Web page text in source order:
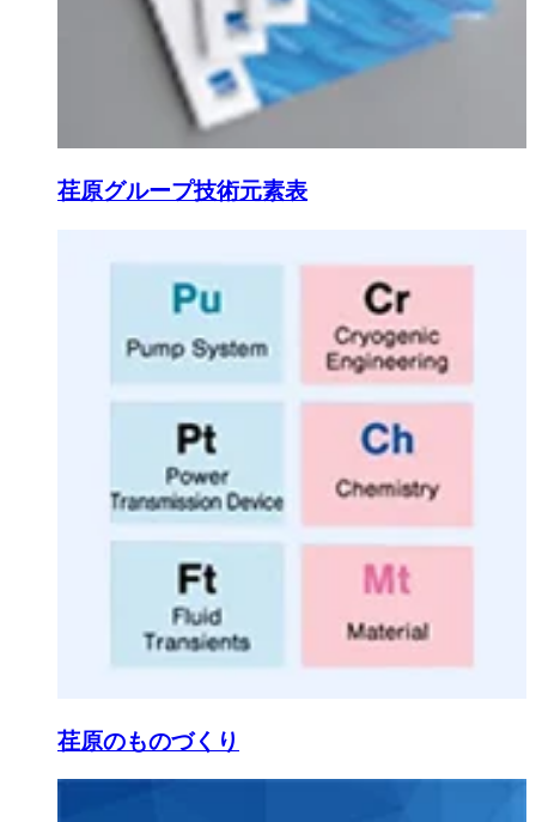
荏原グループ技術元素表
荏原のものづくり